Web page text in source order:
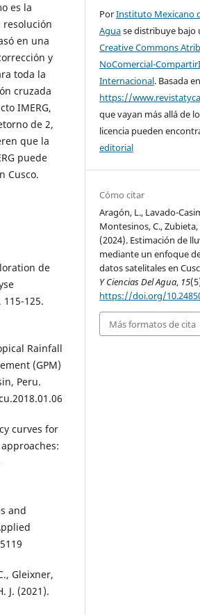
es la
resolución
en una
y
toda la
cruzada
IMERG,
de 2,
que la
puede
Cusco.
de
125.
Rainfall
(GPM)
Peru.
curves for
and
Gleixner,
J. (2021).
PorInstituto Mexicano
Aguase distribuye bajo
Creative Commons
NoComercial-
Internacional. Basada
https://
que vayan más allá de
licencia pueden
editorial
Cómo citar
Aragón, L., Lavado-
Montesinos, C., Zubieta,
(2024). Estimación de
mediante un enfoque
datos satelitales en
Y Ciencias Del Agua, 15
https://doi.org/
Más formatos de cita